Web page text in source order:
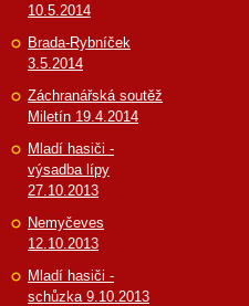
10.5.2014
Brada-Rybníček
3.5.2014
Záchranářská soutěž
Miletín 19.4.2014
Mladí hasiči -
výsadba lípy
27.10.2013
Nemyčeves
12.10.2013
Mladí hasiči -
schůzka 9.10.2013